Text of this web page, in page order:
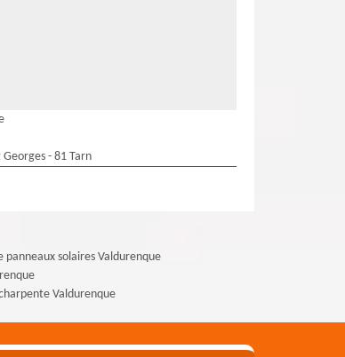
- 81 Tarn
panneaux solaires Valdurenque
Valdurenque